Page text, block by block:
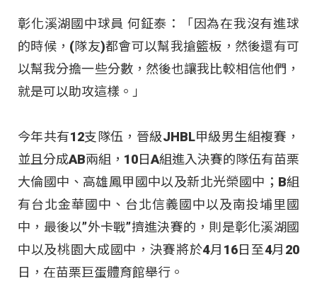
彰化溪湖國中球員 何鉦泰：「因為在我沒有進球
的時候，(隊友)都會可以幫我搶籃板，然後還有可
以幫我分擔一些分數，然後也讓我比較相信他們，
就是可以助攻這樣。」
今年共有12支隊伍，晉級JHBL甲級男生組複賽，
並且分成AB兩組，10日A組進入決賽的隊伍有苗栗
大倫國中、高雄鳳甲國中以及新北光榮國中；B組
有台北金華國中、台北信義國中以及南投埔里國
中，最後以”外卡戰”擠進決賽的，則是彰化溪湖國
中以及桃園大成國中，決賽將於4月16日至4月20
日，在苗栗巨蛋體育館舉行。